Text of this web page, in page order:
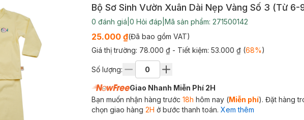
Bộ Sơ Sinh Vườn Xuân Dài Nẹp Vàng Số 3 (Từ 6-
0 đánh giá 0 Hỏi đáp Mã sản phẩm: 271500142
25.000 ₫(Đã bao gồm VAT)
Giá thị trường: 78.000 ₫ - Tiết kiệm: 53.000 ₫(68%)
Số lượng:
Giao Nhanh Miễn Phí 2H
Bạn muốn nhận hàng trước 18h hôm nay (Miễn phí). Đặt hàng
chọn giao hàng 2H ở bước thanh toán. Xem thêm